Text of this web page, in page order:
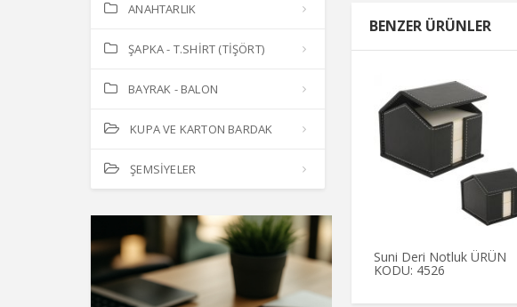
ANAHTARLIK
ŞAPKA - T.SHİRT (TİŞÖRT)
BAYRAK - BALON
KUPA VE KARTON BARDAK
ŞEMSİYELER
BENZER ÜRÜNLER
Suni Deri Notluk ÜRÜN
KODU: 4526